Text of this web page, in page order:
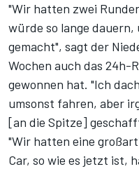
"Wir hatten zwei
würde so lange
gemacht", sagt der
Wochen auch das 24h-
gewonnen hat. "Ich
umsonst fahren, aber
[an die Spitze]
"Wir hatten eine
Car, so wie es jetzt ist,